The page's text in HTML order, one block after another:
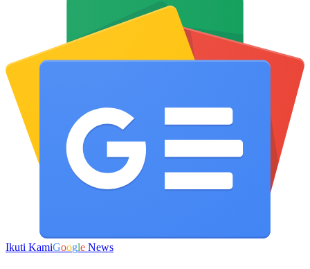
Ikuti KamiGoogle News